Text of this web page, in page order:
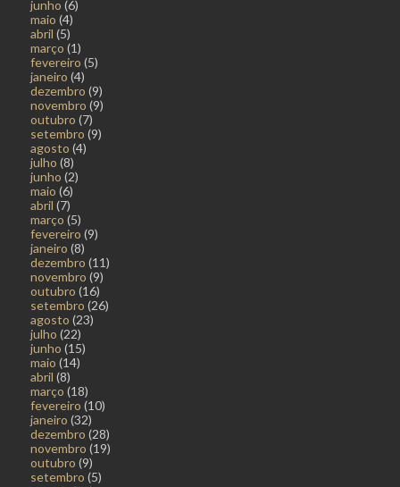
junho (6)
maio (4)
abril (5)
março (1)
fevereiro (5)
janeiro (4)
dezembro (9)
novembro (9)
outubro (7)
setembro (9)
agosto (4)
julho (8)
junho (2)
maio (6)
abril (7)
março (5)
fevereiro (9)
janeiro (8)
dezembro (11)
novembro (9)
outubro (16)
setembro (26)
agosto (23)
julho (22)
junho (15)
maio (14)
abril (8)
março (18)
fevereiro (10)
janeiro (32)
dezembro (28)
novembro (19)
outubro (9)
setembro (5)